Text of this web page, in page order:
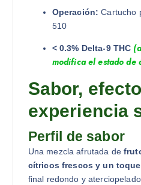
Operación: Cartucho
510
< 0.3% Delta-9 THC
modifica el estado de
Sabor,
experiencia
Perfil de sabor
Una mezcla afrutada de
cítricos frescos y un
final redondo y